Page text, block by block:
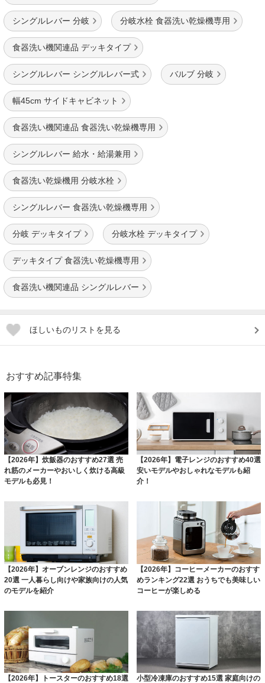
シングルレバー 分岐 分岐水栓 食器洗い乾燥機専用
食器洗い機関連品 デッキタイプ
シングルレバー シングルレバー式 バルブ 分岐
幅45cm サイドキャビネット
食器洗い機関連品 食器洗い乾燥機専用
シングルレバー 給水・給湯兼用
食器洗い乾燥機用 分岐水栓
シングルレバー 食器洗い乾燥機専用
分岐 デッキタイプ 分岐水栓 デッキタイプ
デッキタイプ 食器洗い乾燥機専用
食器洗い機関連品 シングルレバー
ほしいものリストを見る
おすすめ記事特集
【2026年】炊飯器のおすすめ27選 売
れ筋のメーカーやおいしく炊ける高級
モデルも必見！
【2026年】電子レンジのおすすめ40選
安いモデルやおしゃれなモデルも紹
介！
【2026年】オーブンレンジのおすすめ
20選 一人暮らし向けや家族向けの人気
のモデルを紹介
【2026年】コーヒーメーカーのおすす
めランキング22選 おうちでも美味しい
コーヒーが楽しめる
【2026年】トースターのおすすめ18選
小型冷凍庫のおすすめ15選 家庭向けの